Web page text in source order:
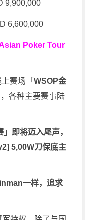
9,900,000
6,600,000
Poker Tour
上赛场「WSOP金
各种主要赛事陆
」即将迈入尾声，
5,00W刀保底主
一样，追求